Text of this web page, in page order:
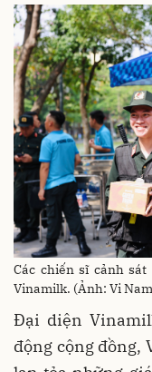
Các chiến sĩ cảnh
Vinamilk. (Ảnh: Vi
Đại diện
động cộng đồng,